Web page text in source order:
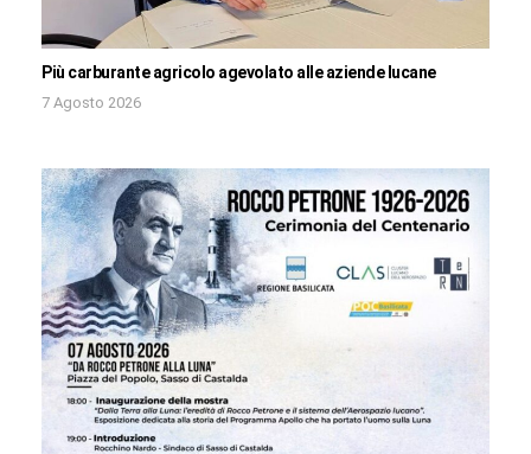
Più carburante agricolo agevolato alle aziende lucane
7 Agosto 2026